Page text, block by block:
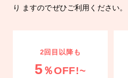
お知らせ
よくあるご質問
り ますのでぜひご利用ください。
2回目以降も
5 ％OFF!~